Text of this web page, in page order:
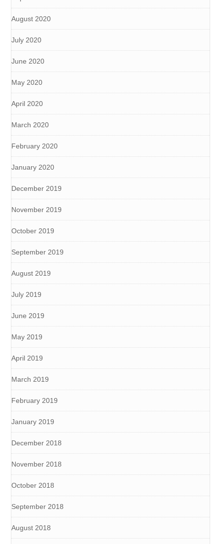
August 2020
July 2020
June 2020
May 2020
April 2020
March 2020
February 2020
January 2020
December 2019
November 2019
October 2019
September 2019
August 2019
July 2019
June 2019
May 2019
April 2019
March 2019
February 2019
January 2019
December 2018
November 2018
October 2018
September 2018
August 2018